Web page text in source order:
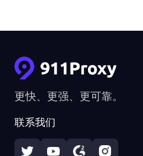
更快、更强、更可靠。
联系我们